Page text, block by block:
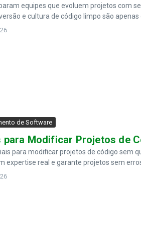
equipes que evoluem projetos com
e cultura de código limpo são apenas
de Software
para Modificar Projetos de
para modificar projetos de código sem
real e garante projetos sem